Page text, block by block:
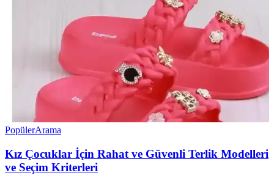
PopülerArama
Kız Çocuklar İçin Rahat ve Güvenli Terlik Modelleri
ve Seçim Kriterleri